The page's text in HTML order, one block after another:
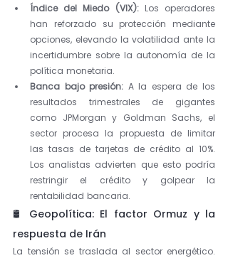
Índice del Miedo (VIX): Los operadores
han reforzado su protección mediante
opciones, elevando la volatilidad ante la
incertidumbre sobre la autonomía de la
política monetaria.
Banca bajo presión: A la espera de los
resultados trimestrales de gigantes
como JPMorgan y Goldman Sachs, el
sector procesa la propuesta de limitar
las tasas de tarjetas de crédito al 10%.
Los analistas advierten que esto podría
restringir el crédito y golpear la
rentabilidad bancaria.
🛢️ Geopolítica: El factor Ormuz y la
respuesta de Irán
La tensión se traslada al sector energético.